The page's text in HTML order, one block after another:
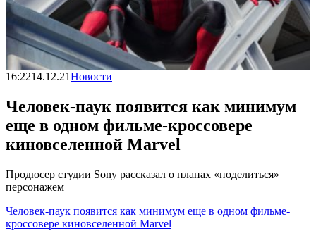
16:2214.12.21Новости
Человек-паук появится как минимум
еще в одном фильме-кроссовере
киновселенной Marvel
Продюсер студии Sony рассказал о планах «поделиться»
персонажем
Человек-паук появится как минимум еще в одном фильме-
кроссовере киновселенной Marvel